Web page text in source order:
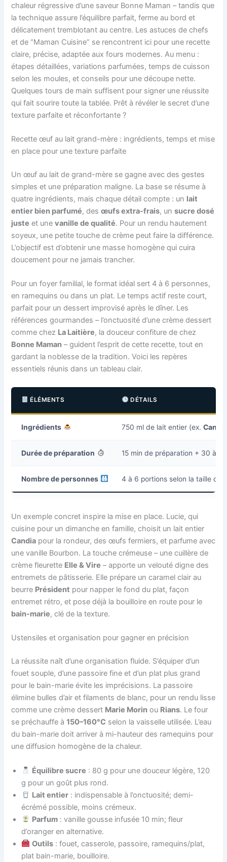
chaleur régressive d’une saveur Bonne Maman – tandis que
la technique assure l’équilibre parfait, ferme au bord et
délicatement tremblotant au centre. Les astuces de chefs
et de “Maman Cuisine” se rencontrent ici pour une recette
claire, précise, adaptée aux fours modernes. Au menu :
étapes détaillées, variations parfumées, temps de cuisson
selon les moules, et conseils pour une découpe nette.
Quelques tours de main suffisent pour signer une réussite
qui fait sourire toute la tablée. Prêt à révéler le secret d’une
texture parfaite et réconfortante ?
Recette œuf au lait grand-mère : ingrédients, temps et mise
en place pour une texture parfaite
Un œuf au lait de grand-mère se gagne avec des gestes
simples et une préparation maligne. La base se résume à
quatre ingrédients, mais chaque détail compte : un lait
entier bien parfumé, desœufs extra-frais, unsucre dosé
juste et unevanille de qualité. Pour un rendu hautement
soyeux, une petite touche de crème peut faire la différence.
L’objectif est d’obtenir une masse homogène qui cuira
doucement pour ne jamais trancher.
Pour un foyer familial, le format idéal sert 4 à 6 personnes,
en ramequins ou dans un plat. Le temps actif reste court,
parfait pour un dessert improvisé après le dîner. Les
références gourmandes – l’onctuosité d’une crème dessert
comme chez La Laitière, la douceur confiture de chez
Bonne Maman – guident l’esprit de cette recette, tout en
gardant la noblesse de la tradition. Voici les repères
essentiels réunis dans un tableau clair.
ÉLÉMENTS DÉTAILS
Ingrédients 750 ml de lait entier (ex.
Durée de préparation 15 min de préparation + 30 à
Nombre de personnes 4 à 6 portions selon la taille
Un exemple concret inspire la mise en place. Lucie, qui
cuisine pour un dimanche en famille, choisit un lait entier
Candia pour la rondeur, des œufs fermiers, et parfume avec
une vanille Bourbon. La touche crémeuse – une cuillère de
crème fleurette Elle & Vire – apporte un velouté digne des
entremets de pâtisserie. Elle prépare un caramel clair au
beurre Président pour napper le fond du plat, façon
entremet rétro, et pose déjà la bouilloire en route pour le
bain-marie, clé de la texture.
Ustensiles et organisation pour gagner en précision
La réussite naît d’une organisation fluide. S’équiper d’un
fouet souple, d’une passoire fine et d’un plat plus grand
pour le bain-marie évite les imprécisions. La passoire
élimine bulles d’air et filaments de blanc, pour un rendu lisse
comme une crème dessert Marie Morin ou Rians. Le four
se préchauffe à150–160°C selon la vaisselle utilisée. L’eau
du bain-marie doit arriver à mi-hauteur des ramequins pour
une diffusion homogène de la chaleur.
Équilibre sucre : 80 g pour une douceur légère, 120
g pour un goût plus rond.
Lait entier : indispensable à l’onctuosité; demi-
écrémé possible, moins crémeux.
Parfum : vanille gousse infusée 10 min; fleur
d’oranger en alternative.
Outils : fouet, casserole, passoire, ramequins/plat,
plat bain-marie, bouilloire.